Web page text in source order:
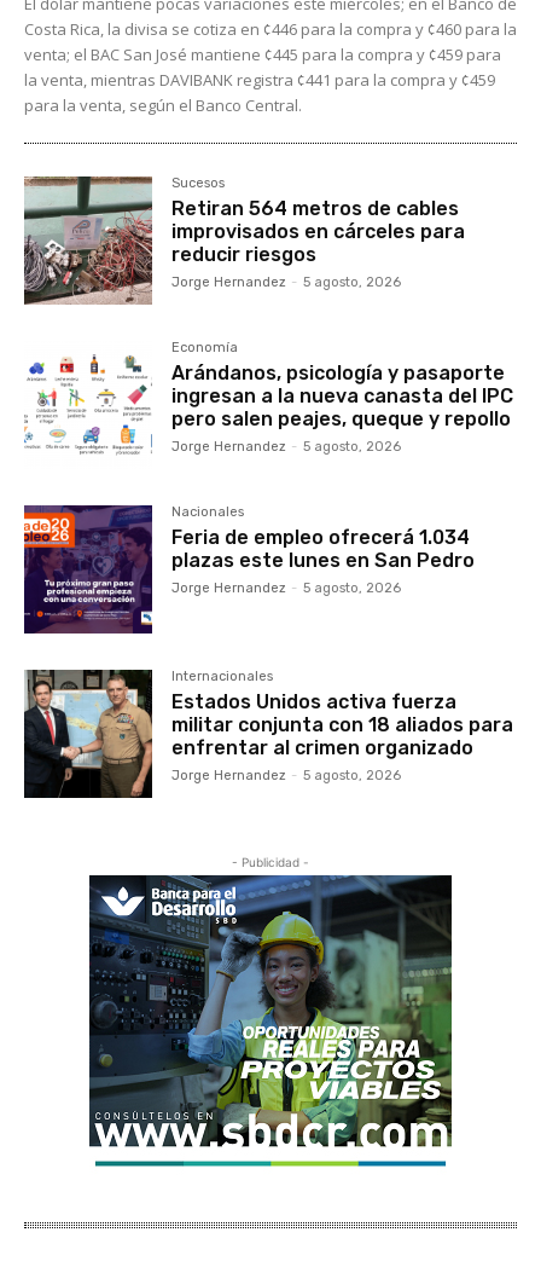
Costa Rica, la divisa se cotiza en ¢446 para la compra y ¢460 para la
venta; el BAC San José mantiene ¢445 para la compra y ¢459 para
la venta, mientras DAVIBANK registra ¢441 para la compra y ¢459
para la venta, según el Banco Central.
Sucesos
Retiran 564 metros de cables
improvisados en cárceles para
reducir riesgos
Jorge Hernandez - 5 agosto, 2026
Economía
Arándanos, psicología y pasaporte
ingresan a la nueva canasta del IPC
pero salen peajes, queque y repollo
Jorge Hernandez - 5 agosto, 2026
Nacionales
Feria de empleo ofrecerá 1.034
plazas este lunes en San Pedro
Jorge Hernandez - 5 agosto, 2026
Internacionales
Estados Unidos activa fuerza
militar conjunta con 18 aliados para
enfrentar al crimen organizado
Jorge Hernandez - 5 agosto, 2026
- Publicidad -